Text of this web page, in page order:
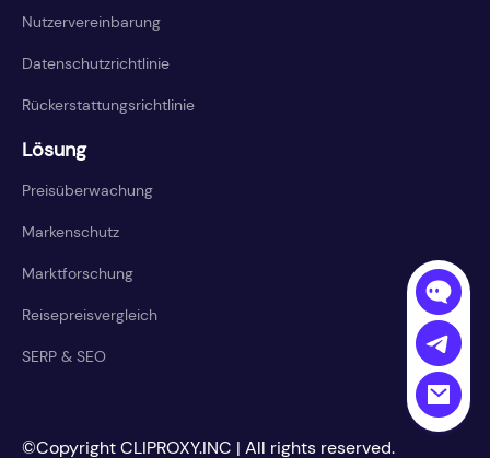
Nutzervereinbarung
Datenschutzrichtlinie
Rückerstattungsrichtlinie
Lösung
Preisüberwachung
Markenschutz
Marktforschung
Reisepreisvergleich
SERP & SEO
©Copyright CLIPROXY.INC | All rights reserved.